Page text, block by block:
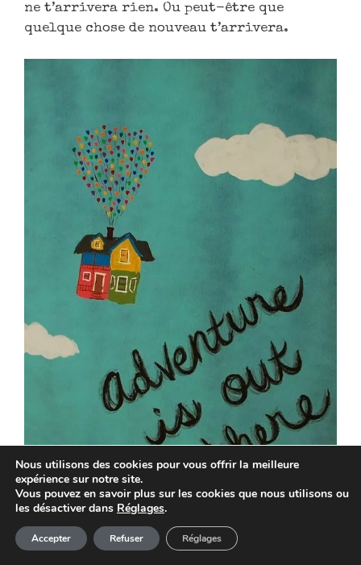
ne t’arrivera rien. Ou peut-être que
quelque chose de nouveau t’arrivera.
Voilà. J’ai fini pour aujourd’hui. Si tu
veux continuer à faire de la philosophie
sur un Post-it. Si tu veux pouvoir
Article ajouté au panier
0 Produit - 0,00
Nous utilisons des cookies pour vous offrir la meilleure
expérience sur notre site.
Vous pouvez en savoir plus sur les cookies que nous utilisons ou
les désactiver dans Réglages.
Accepter Refuser Réglages